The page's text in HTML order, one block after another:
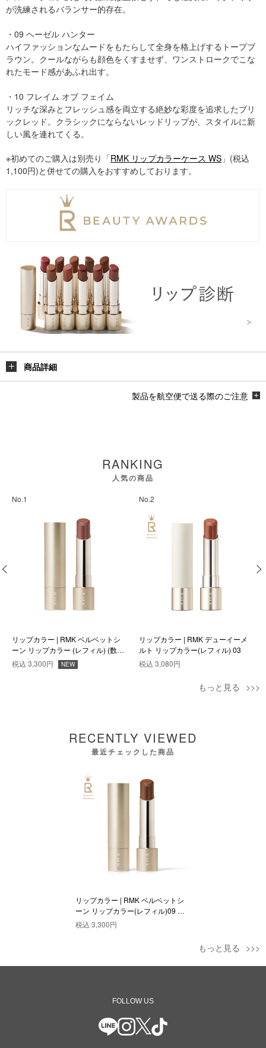
が洗練されるバランサー的存在。
・09 ヘーゼル ハンター
ハイファッションなムードをもたらして全身を格上げするトープブ
ラウン。クールながらも顔色をくすませず、ワンストロークでこな
れたモード感があふれ出す。
・10 フレイム オブ フェイム
リッチな深みとフレッシュ感を両立する絶妙な彩度を追求したブリ
ックレッド。クラシックにならないレッドリップが、スタイルに新
しい風を連れてくる。
※初めてのご購入は別売り「RMK リップカラーケース WS 」(税込
1,100円)と併せての購入をおすすめしております。
商品詳細
製品を航空便で送る際のご注意
RANKING
人気の商品
No.1
リップカラー | RMK ベルベットシ
ーン リップカラー (レフィル) (数量
限定色) EX-06
税込 3,300円 NEW
No.2
リップカラー | RMK デューイーメ
ルト リップカラー(レフィル) 03
税込 3,080円
もっと見る
RECENTLY VIEWED
最近チェックした商品
リップカラー | RMK ベルベットシ
ーン リップカラー(レフィル)09 ヘ
ーゼル ハンター
税込 3,300円
もっと見る
FOLLOW US